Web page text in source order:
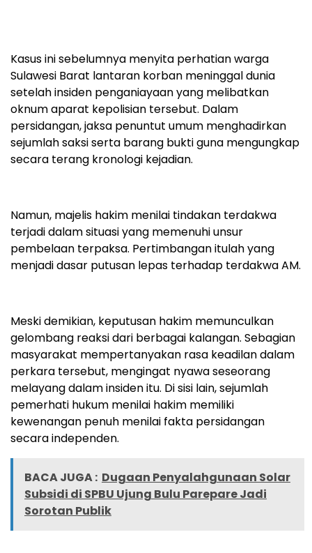
Kasus ini sebelumnya menyita perhatian warga
Sulawesi Barat lantaran korban meninggal dunia
setelah insiden penganiayaan yang melibatkan
oknum aparat kepolisian tersebut. Dalam
persidangan, jaksa penuntut umum menghadirkan
sejumlah saksi serta barang bukti guna mengungkap
secara terang kronologi kejadian.
Namun, majelis hakim menilai tindakan terdakwa
terjadi dalam situasi yang memenuhi unsur
pembelaan terpaksa. Pertimbangan itulah yang
menjadi dasar putusan lepas terhadap terdakwa AM.
Meski demikian, keputusan hakim memunculkan
gelombang reaksi dari berbagai kalangan. Sebagian
masyarakat mempertanyakan rasa keadilan dalam
perkara tersebut, mengingat nyawa seseorang
melayang dalam insiden itu. Di sisi lain, sejumlah
pemerhati hukum menilai hakim memiliki
kewenangan penuh menilai fakta persidangan
secara independen.
BACA JUGA : Dugaan Penyalahgunaan Solar
Subsidi di SPBU Ujung Bulu Parepare Jadi
Sorotan Publik